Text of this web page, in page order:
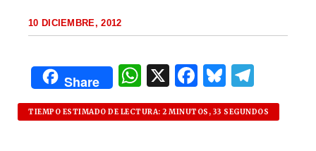
10 DICIEMBRE, 2012
Share
W
h
at
X F
a
c
B
lu
es
el
e
TIEMPO ESTIMADO DE LECTURA: 2 MINUTOS, 33 SEGUNDOS